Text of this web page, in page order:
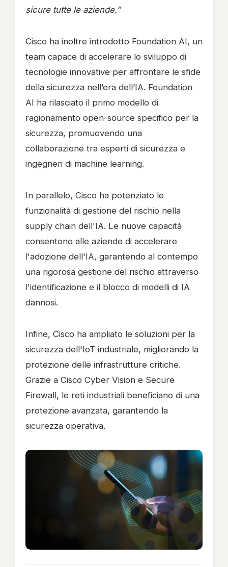
sicure tutte le aziende.”
Cisco ha inoltre introdotto Foundation AI, un
team capace di accelerare lo sviluppo di
tecnologie innovative per affrontare le sfide
della sicurezza nell’era dell’IA. Foundation
AI ha rilasciato il primo modello di
ragionamento open-source specifico per la
sicurezza, promuovendo una
collaborazione tra esperti di sicurezza e
ingegneri di machine learning.
In parallelo, Cisco ha potenziato le
funzionalità di gestione del rischio nella
supply chain dell'IA. Le nuove capacità
consentono alle aziende di accelerare
l'adozione dell'IA, garantendo al contempo
una rigorosa gestione del rischio attraverso
l'identificazione e il blocco di modelli di IA
dannosi.
Infine, Cisco ha ampliato le soluzioni per la
sicurezza dell'IoT industriale, migliorando la
protezione delle infrastrutture critiche.
Grazie a Cisco Cyber Vision e Secure
Firewall, le reti industriali beneficiano di una
protezione avanzata, garantendo la
sicurezza operativa.